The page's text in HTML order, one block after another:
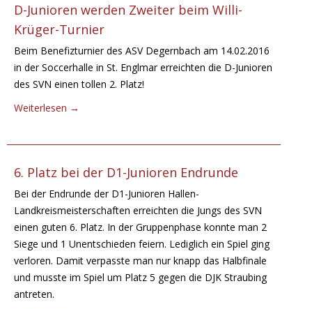
D-Junioren werden Zweiter beim Willi-
Krüger-Turnier
Beim Benefizturnier des ASV Degernbach am 14.02.2016
in der Soccerhalle in St. Englmar erreichten die D-Junioren
des SVN einen tollen 2. Platz!
Weiterlesen →
6. Platz bei der D1-Junioren Endrunde
Bei der Endrunde der D1-Junioren Hallen-
Landkreismeisterschaften erreichten die Jungs des SVN
einen guten 6. Platz. In der Gruppenphase konnte man 2
Siege und 1 Unentschieden feiern. Lediglich ein Spiel ging
verloren. Damit verpasste man nur knapp das Halbfinale
und musste im Spiel um Platz 5 gegen die DJK Straubing
antreten.